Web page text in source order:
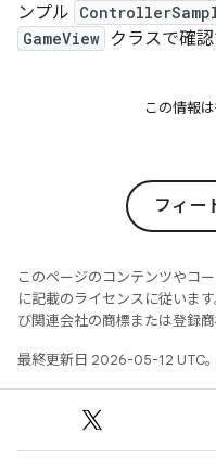
ンプル
GameView クラスで確認
この情報
フィー
このページのコンテンツやコー
に記載のライセンスに従いま
び関連会社の商標または登録商
最終更新日 2026-05-12 UTC。